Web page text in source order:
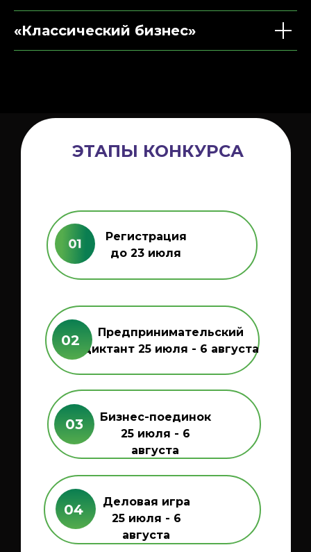
«Классический бизнес»
ЭТАПЫ КОНКУРСА
Предпринимательский
диктант 25 июля - 6 августа
02
Деловая игра
25 июля - 6
августа
04
Бизнес-поединок
25 июля - 6
августа
03
Регистрация
до 23 июля